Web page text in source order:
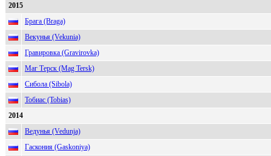
2015
Брага (Braga)
Векунья (Vekunia)
Гравировка (Gravirovka)
Маг Терск (Mag Tersk)
Сибола (Sibola)
Тобиас (Tobias)
2014
Ведунья (Vedunja)
Гаскония (Gaskoniya)